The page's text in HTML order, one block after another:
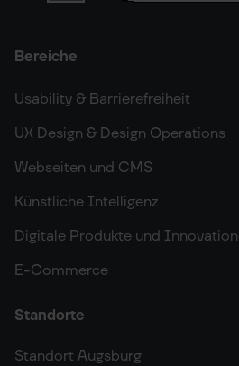
Bereiche
Usability & Barrierefreiheit
UX Design & Design Operations
Webseiten und CMS
Künstliche Intelligenz
Digitale Produkte und
E-Commerce
Standorte
Standort Augsburg